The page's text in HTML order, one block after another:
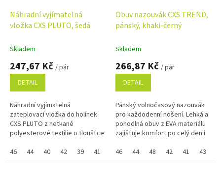
Náhradní vyjímatelná
vložka CXS PLUTO, šedá
Skladem
247,67 Kč / pár
DETAIL
Náhradní vyjímatelná
zateplovací vložka do holínek
CXS PLUTO z netkané
polyesterové textilie o tloušťce
°C. Pokud nejde vybrat
samostatná...
46 44 40 42 39 41 43 45 47
Obuv nazouvák CXS TREND,
pánský, khaki-černý
Skladem
266,87 Kč / pár
DETAIL
Pánský volnočasový nazouvák
pro každodenní nošení. Lehká a
pohodlná obuv z EVA materiálu
zajišťuje komfort po celý den i
vrchní části umožňuje...
46 44 48 42 41 43